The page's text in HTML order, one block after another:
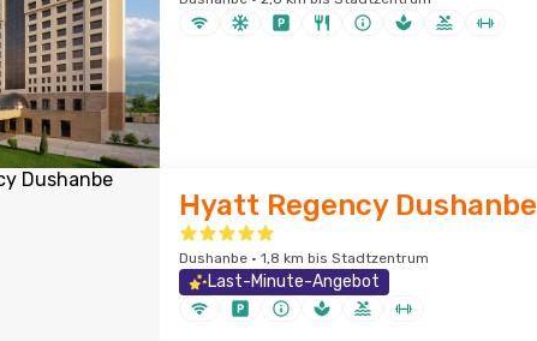
Hyatt Regency Dushanbe
Dushanbe · 1,8 km bis Stadtzentrum
Last-Minute-Angebot